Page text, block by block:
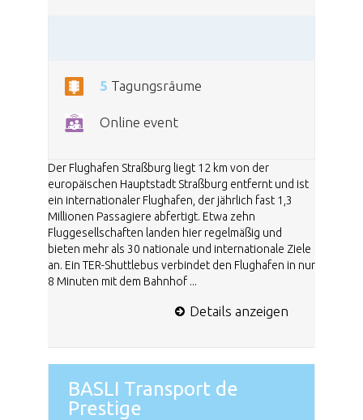
5 Tagungsräume
Online event
Der Flughafen Straßburg liegt 12 km von der
europäischen Hauptstadt Straßburg entfernt und ist
ein internationaler Flughafen, der jährlich fast 1,3
Millionen Passagiere abfertigt. Etwa zehn
Fluggesellschaften landen hier regelmäßig und
bieten mehr als 30 nationale und internationale Ziele
an. Ein TER-Shuttlebus verbindet den Flughafen in nur
8 Minuten mit dem Bahnhof ...
Details anzeigen
BASLI Transport de
Prestige